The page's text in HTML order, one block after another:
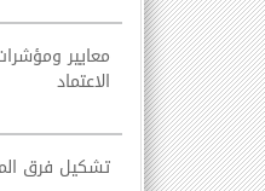
معايير
الاعتماد
تشكيل فرق